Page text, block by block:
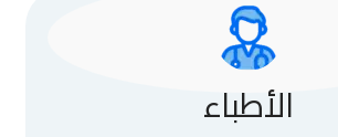
الأطباء